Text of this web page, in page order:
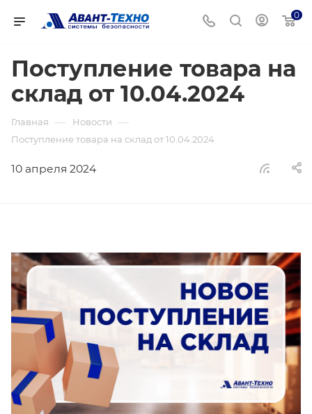
0
Поступление товара на
склад от 10.04.2024
Главная — Новости —
Поступление товара на склад от 10.04.2024
10 апреля 2024